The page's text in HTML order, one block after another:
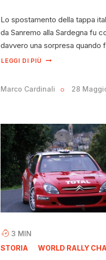
Lo spostamento della tappa
da Sanremo alla Sardegna fu
davvero una sorpresa quando
LEGGI DI PIÙ
Marco Cardinali 28
3 MIN
STORIA
WORLD RALLY